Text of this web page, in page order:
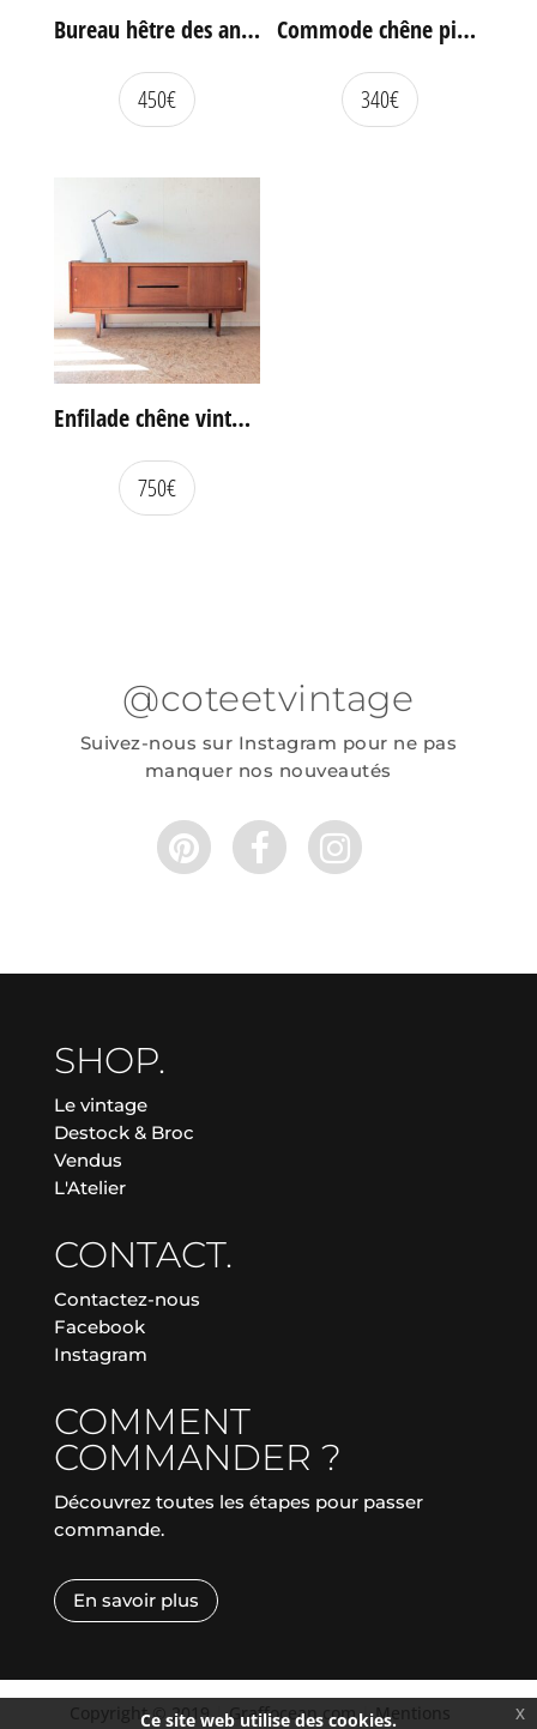
Bureau hêtre des années 60
450€
Commode chêne pieds compas vintage
340€
Enfilade chêne vintage portes coulissantes
750€
@coteetvintage
Suivez-nous sur Instagram pour ne pas
manquer nos nouveautés
SHOP.
Le vintage
Destock & Broc
Vendus
L'Atelier
CONTACT.
Contactez-nous
Facebook
Instagram
COMMENT
COMMANDER ?
Découvrez toutes les étapes pour passer
commande.
En savoir plus
Copyright © 2019| Graffocean.com | Mentions
Ce site web utilise des cookies. x